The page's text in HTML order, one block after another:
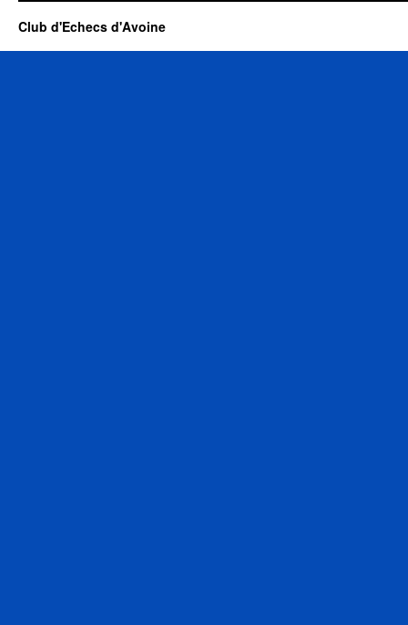
Club d'Echecs d'Avoine